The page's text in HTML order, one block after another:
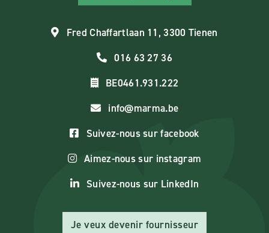
Fred Chaffartlaan 11, 3300 Tienen
016 63 27 36
BE0461.931.222
info@marma.be
Suivez-nous sur facebook
Aimez-nous sur instagram
Suivez-nous sur LinkedIn
Je veux devenir fournisseur